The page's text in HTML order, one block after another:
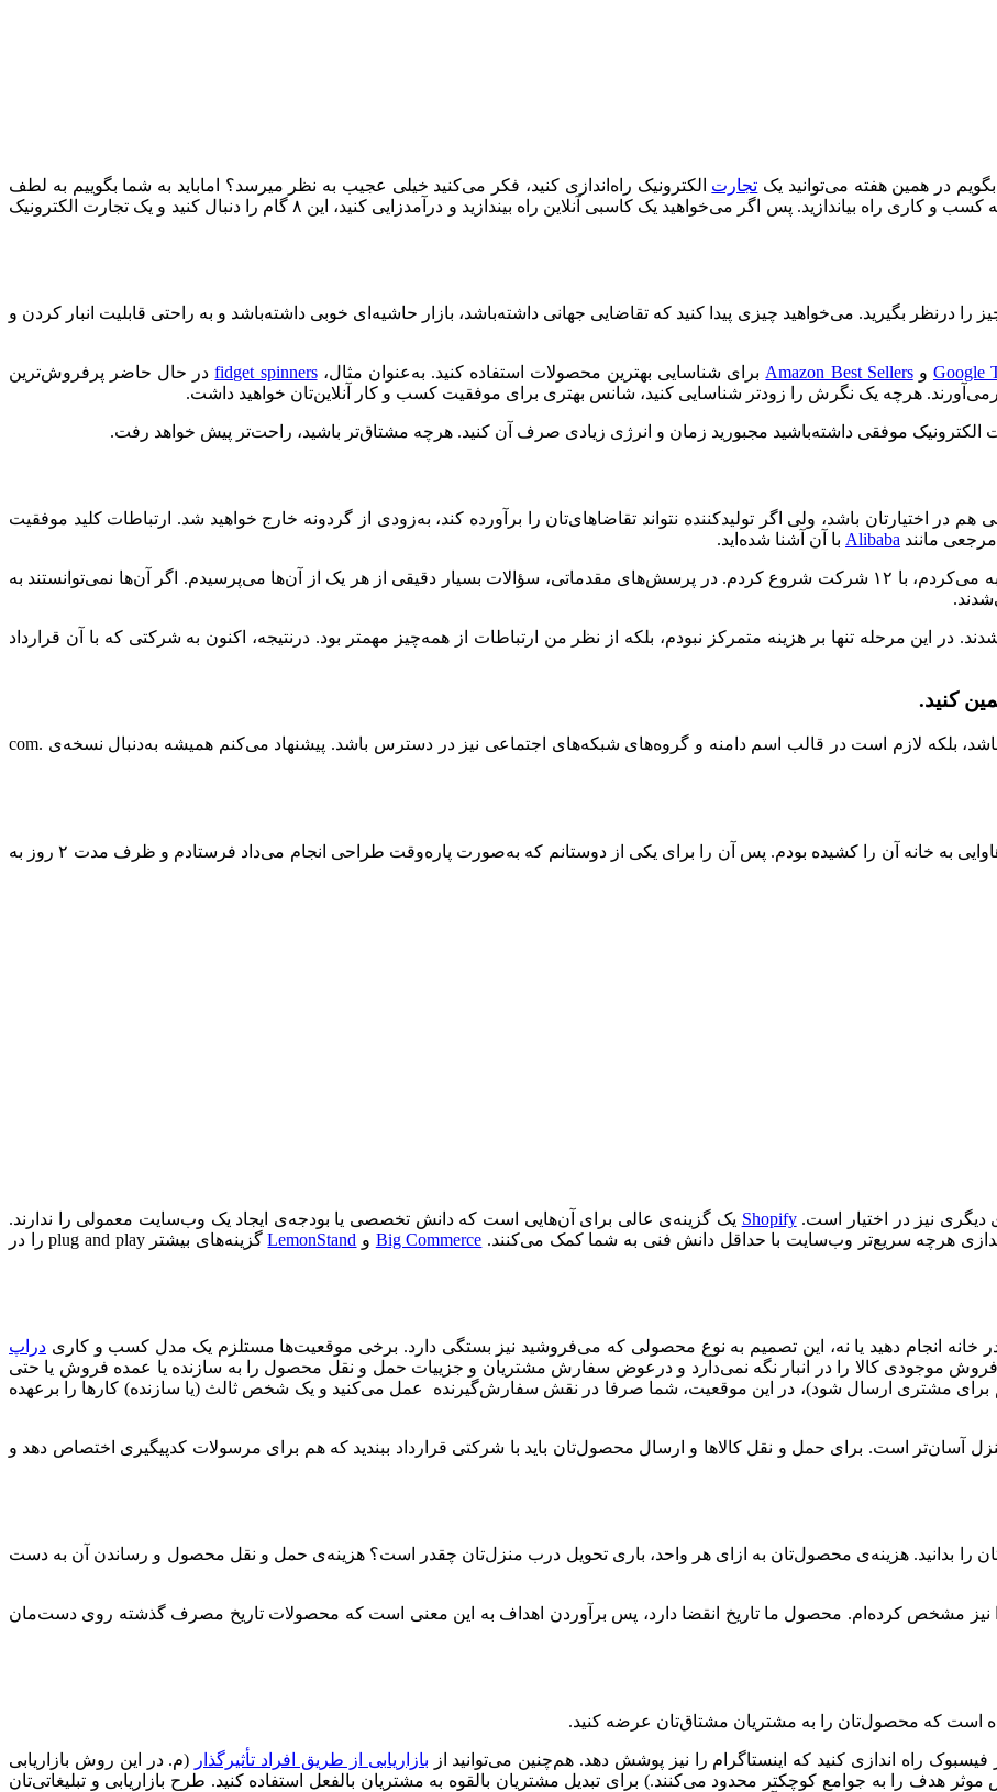
در همین هفته می‌توانید یک تجارت الکترونیک راه‌اندازی کنید، فکر می‌کنید خیلی عجیب به نظر میرسد؟ اماباید به شما بگوییم به لطف
اینترنت، هیچ مانعی بر سر راه شما قرار ندارد که در کمتر از یک هفته کسب و کاری راه بیاندازید. پس اگر می‌خواهید یک کاسبی آنلاین راه بیندازید و درآمدزایی کنید،‌ این ۸ گام را دنبال کنید و یک تجارت الکترونیک
را درنظر بگیرید. می‌خواهید چیزی پیدا کنید که تقاضایی جهانی داشته‌باشد، بازار حاشیه‌ای خوبی داشته‌باشد و به راحتی قابلیت انبار کردن و
Google وAmazon Best Sellers برای شناسایی بهترین محصولات استفاده کنید. به‌عنوان مثال،fidget spinnersدر حال حاضر پرفروش‌ترین
هرچه یک نگرش را زودتر شناسایی کنید، شانس بهتری برای موفقیت کسب و کار آنلاین‌تان خواهید داشت.
الکترونیک موفقی داشته‌باشید مجبورید زمان و انرژی زیادی صرف آن کنید. هرچه مشتاق‌تر باشید، راحت‌تر پیش خواهد رفت.
اختیارتان باشد، ولی اگر تولیدکننده نتواند تقاضاهای‌تان را برآورده کند، به‌زودی از گردونه خارج خواهید شد. ارتباطات کلید موفقیت
مانند Alibaba با آن آشنا شده‌اید.
وقتی برای ایده‌ی کسب و کاری خودم با تولیدکنندگان بالقوه مصاحبه می‌کردم، با ۱۲ شرکت شروع کردم. در پرسش‌های مقدماتی، سؤالات بسیار دقیقی از هر یک از آن‌ها می‌پرسیدم. اگر آن‌ها نمی‌توانستند به
شدند. در این مرحله تنها بر هزینه متمرکز نبودم، بلکه از نظر من ارتباطات از همه‌چیز مهمتر بود. درنتیجه،‌ اکنون به شرکتی که با آن قرارداد
نه‌تنها لازم است اسم برندتان برای مخاطبان به‌یاد ماندنی و جذاب باشد، بلکه لازم است در قالب اسم دامنه و گروه‌های شبکه‌های اجتماعی نیز در دسترس باشد. پیشنهاد می‌کنم همیشه به‌دنبال نسخه‌ی .com
قبلا یک قالب وب‌سایت و یک طرح لوگو داشتم – در طول پرواز از هاوایی به خانه آن را کشیده بودم. پس آن را برای یکی از دوستانم که به‌صورت پاره‌وقت طراحی انجام می‌داد فرستادم و ظرف مدت ۲ روز به
نیز در اختیار است.Shopify یک گزینه‌ی عالی برای آن‌هایی است که دانش تخصصی یا بودجه‌ی ایجاد یک وب‌سایت معمولی را ندارند.
هرچه سریع‌تر وب‌سایت با حداقل دانش فنی به شما کمک می‌کنند. Big Commerce و LemonStand
گزینه‌های بیشتر plug and play را در
خانه انجام دهید یا نه، این تصمیم به نوع محصولی که می‌فروشید نیز بستگی دارد. برخی موقعیت‌ها مستلزم یک مدل کسب و کاری دراپ
موجودی کالا را در انبار نگه نمی‌دارد و درعوض سفارش مشتریان و جزییات حمل و نقل محصول را به سازنده یا عمده فروش یا حتی
مشتری ارسال شود)، در این موقعیت، شما صرفا در نقش سفارش‌گیرنده عمل می‌کنید و یک شخص ثالث (یا سازنده) کارها را برعهده
آسان‌تر است. برای حمل و نقل کالاها و ارسال محصول‌تان باید با شرکتی قرارداد ببندید که هم برای مرسولات کدپیگیری اختصاص دهد و
را بدانید. هزینه‌ی محصول‌تان به ازای هر واحد، باری تحویل درب منزل‌تان چقدر است؟ هزینه‌ی حمل و نقل محصول و رساندن آن به دست
نیز مشخص کرده‌ام. محصول ما تاریخ انقضا دارد، پس برآوردن اهداف به این معنی است که محصولات تاریخ مصرف گذشته روی دست‌مان
است که محصول‌تان را به مشتریان مشتاق‌تان عرضه کنید.
راه اندازی کنید که اینستاگرام را نیز پوشش دهد. هم‌چنین می‌توانید از بازاریابی از طریق افراد تأثیرگذار (م. در این روش بازاریابی
هدف را به جوامع کوچکتر محدود می‌کنند.) برای تبدیل مشتریان بالقوه به مشتریان بالفعل استفاده کنید. طرح بازاریابی و تبلیغاتی‌تان